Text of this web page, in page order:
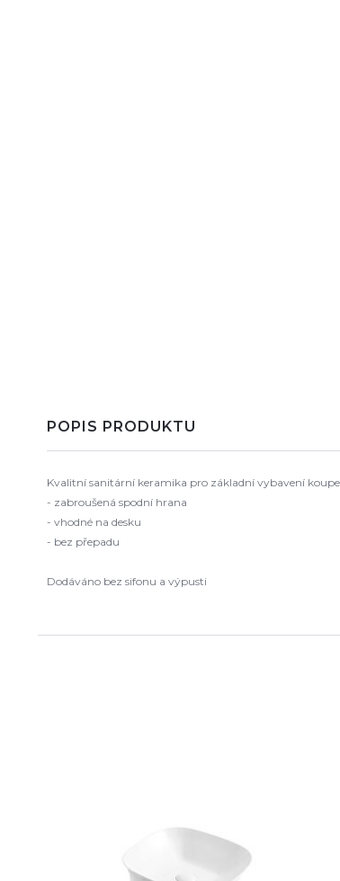
POPIS PRODUKTU
Kvalitní sanitární keramika pro základní vybavení
- zabroušená spodní hrana
- vhodné na desku
- bez přepadu
Dodáváno bez sifonu a výpusti